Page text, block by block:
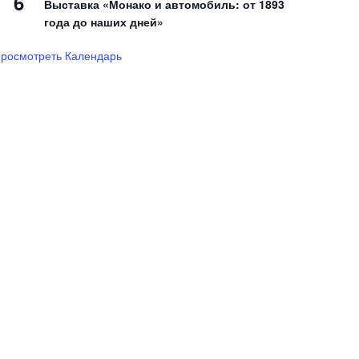
Выставка «Монако и автомобиль: от 1893
года до наших дней»
Календарь